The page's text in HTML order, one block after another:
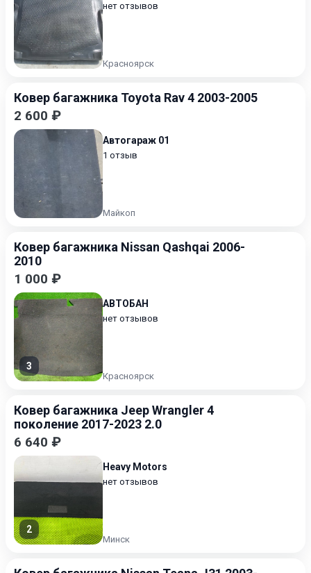
нет отзывов
Красноярск
Ковер багажника Toyota Rav 4 2003-2005
2 600 ₽
Автогараж 01
1 отзыв
Майкоп
Ковер багажника Nissan Qashqai 2006-
2010
1 000 ₽
3
АВТОБАН
нет отзывов
Красноярск
Ковер багажника Jeep Wrangler 4
поколение 2017-2023 2.0
6 640 ₽
2
Heavy Motors
нет отзывов
Минск